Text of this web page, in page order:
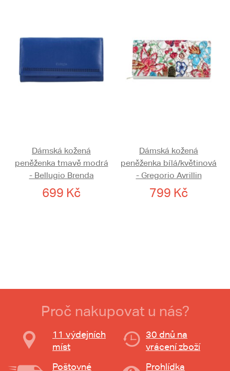
Dámská kožená
peněženka tmavě modrá
- Bellugio Brenda
699 Kč
Dámská kožená
peněženka bílá/květinová
- Gregorio Avrillin
799 Kč
Proč nakupovat u nás?
11 výdejních
míst
30 dnů na
vrácení zboží
Poštovné
Prohlídka